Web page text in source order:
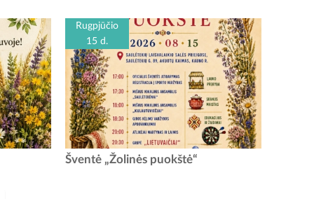
15
Rugpjūčio
15 d.
Žolinės puokštė Rugpjūčio 15-ąją bus gera
Šventė „Žolinės puokštė“